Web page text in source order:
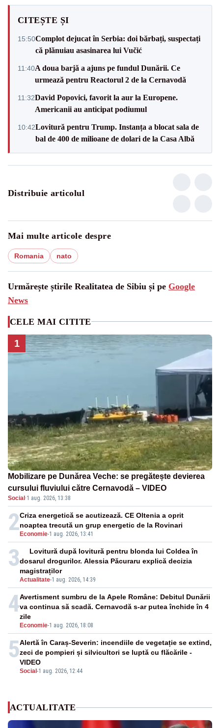
CITEȘTE ȘI
15:50Complot dejucat în Serbia: doi bărbați, suspectați
că plănuiau asasinarea lui Vučić
11:40A doua barjă a ajuns pe fundul Dunării. Ce
urmează pentru Reactorul 2 de la Cernavodă
11:32David Popovici, favorit la aur la Europene.
Americanii au anticipat podiumul
10:42Lovitură pentru Trump. Instanța a blocat sala de
bal de 400 de milioane de dolari de la Casa Albă
Distribuie articolul
Mai multe articole despre
Romania nato
Urmărește știrile Realitatea de Sibiu și pe Google
News
CELE MAI CITITE
1
Mobilizare pe Dunărea Veche: se pregătește devierea
cursului fluviului către Cernavodă – VIDEO
Social ·1 aug. 2026, 13:38
2 Economie-1 aug. 2026, 13:41
Criza energetică se acutizează. CE Oltenia a oprit
noaptea trecută un grup energetic de la Rovinari
3
Actualitate-1 aug. 2026, 14:39
Lovitură după lovitură pentru blonda lui Coldea în
dosarul drogurilor. Alessia Păcuraru explică decizia
magistraților
4
Economie-1 aug. 2026, 18:08
Avertisment sumbru de la Apele Române: Debitul Dunării
va continua să scadă. Cernavodă s-ar putea închide în 4
zile
5
Social -1 aug. 2026, 12:44
Alertă în Caraș-Severin: incendiile de vegetație se extind,
zeci de pompieri și silvicultori se luptă cu flăcările -
VIDEO
ACTUALITATE